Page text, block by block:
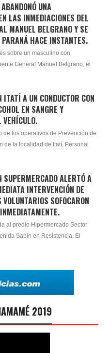
UNA
LAS INMEDIACIONES DEL
MANUEL BELGRANO Y SE
HACE INSTANTES.
sobre un masculino con
General Manuel Belgrano, el
ITATÍ A UN CONDUCTOR CON
EN SANGRE Y
VEHÍCULO.
de los operativos de Prevención de
de la localidad de Itatí, Personal
SUPERMERCADO ALERTÓ A
INTERVENCIÓN DE
SOFOCARON
al predio Hipermercado Sector
Sabin en Resistencia. El
2019